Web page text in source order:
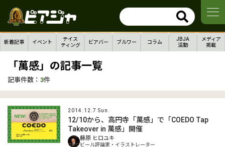
新着記事 イベント
テイス
ティング
ビアバー ブルワー コラム
JBJA
活動
メディア
掲載
「萬感」の記事一覧
記事件数： 3件
2014.12.7 Sun.
12/10から、高円寺「萬感」で「COEDO Tap
Takeover in 萬感」開催
藤原 ヒロユキ
ビール評論家・イラストレーター